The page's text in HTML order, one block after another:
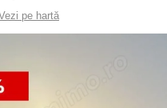
pe hartă